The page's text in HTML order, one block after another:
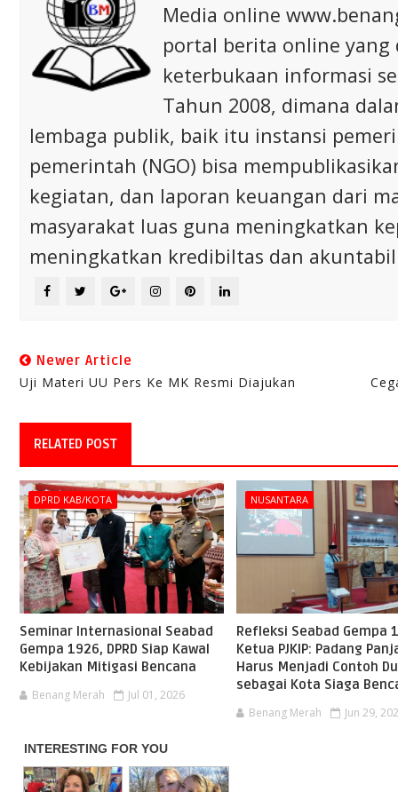
Media online
portal berita online
keterbukaan informasi
Tahun 2008, dimana
lembaga publik, baik itu instansi
pemerintah (NGO) bisa
kegiatan, dan laporan keuangan dari
masyarakat luas guna meningkatkan
meningkatkan kredibiltas dan
Newer Article
Uji Materi UU Pers Ke MK Resmi Diajukan
RELATED POST
DPRD KAB/KOTA
Seminar Internasional Seabad
Gempa 1926, DPRD Siap Kawal
Kebijakan Mitigasi Bencana
Benang Merah Jul 01, 2026
NUSANTARA
Refleksi Seabad Gempa
Ketua PJKIP: Padang
Harus Menjadi Contoh
sebagai Kota Siaga
Benang Merah Jun 29,